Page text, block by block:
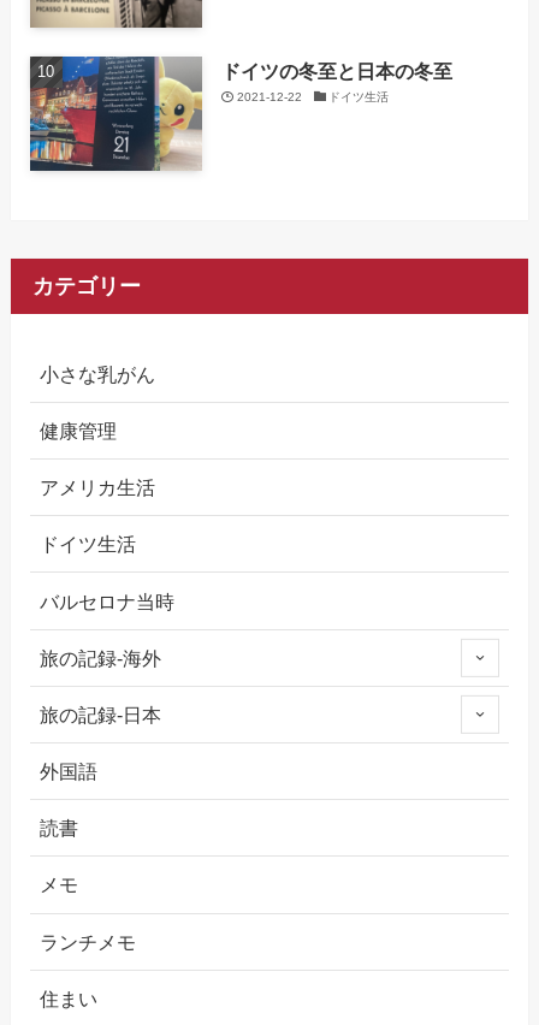
ドイツの冬至と日本の冬至
2021-12-22 ドイツ生活
カテゴリー
小さな乳がん
健康管理
アメリカ生活
ドイツ生活
バルセロナ当時
旅の記録-海外
旅の記録-日本
外国語
読書
メモ
ランチメモ
住まい